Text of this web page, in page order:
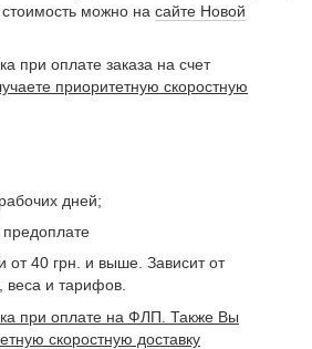
можно на сайте Новой
при оплате заказа на счет
приоритетную скоростную
дней;
от 40 грн. и выше. Зависит от
веса и тарифов.
при оплате на ФЛП. Также Вы
скоростную доставку